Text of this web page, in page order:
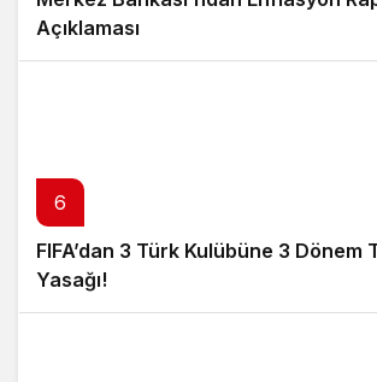
Açıklaması
6
FIFA’dan 3 Türk Kulübüne 3 Dönem
Yasağı!